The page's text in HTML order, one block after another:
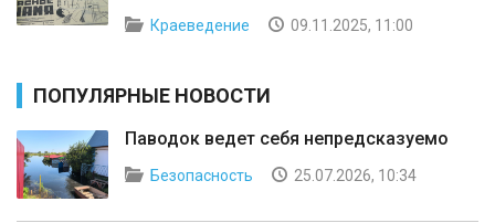
Краеведение 09.11.2025, 11:00
ПОПУЛЯРНЫЕ НОВОСТИ
Паводок ведет себя непредсказуемо
Безопасность 25.07.2026, 10:34